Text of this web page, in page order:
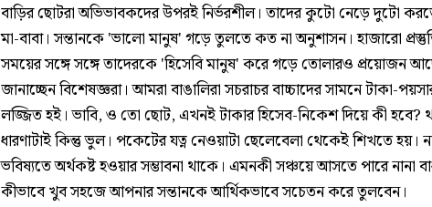
বাড়ির ছোটরা অভিভাবকদের উপরই নির্ভরশীল। তাদের কুটো নেড়ে দুটো
মা-বাবা। সন্তানকে 'ভালো মানুষ' গড়ে তুলতে কত না অনুশাসন। হাজারো
সময়ের সঙ্গে সঙ্গে তাদেরকে 'হিসেবি মানুষ' করে গড়ে তোলারও প্রয়োজন
জানাচ্ছেন বিশেষজ্ঞরা। আমরা বাঙালিরা সচরাচর বাচ্চাদের সামনে টাকা-
লজ্জিত হই। ভাবি, ও তো ছোট, এখনই টাকার হিসেব-নিকেশ দিয়ে কী হবে?
ধারণাটাই কিন্তু ভুল। পকেটের যত্ন নেওয়াটা ছেলেবেলা থেকেই শিখতে হয়।
ভবিষ্যতে অর্থকষ্ট হওয়ার সম্ভাবনা থাকে। এমনকী সঞ্চয়ে আসতে পারে নানা
কীভাবে খুব সহজে আপনার সন্তানকে আর্থিকভাবে সচেতন করে তুলবেন।